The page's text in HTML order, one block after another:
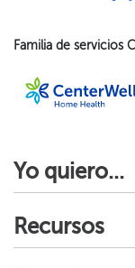
Familia de servicios
Yo quiero...​​
Recursos​​